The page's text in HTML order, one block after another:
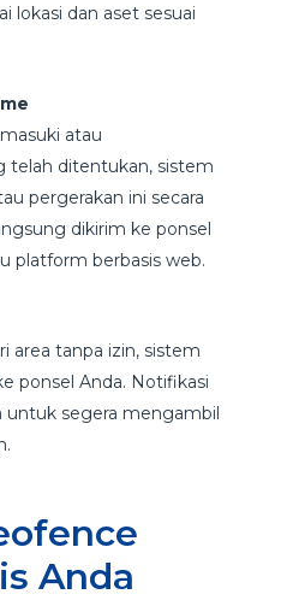
lokasi dan aset sesuai
atau
telah ditentukan, sistem
pergerakan ini secara
dikirim ke ponsel
platform berbasis web.
area tanpa izin, sistem
ponsel Anda. Notifikasi
untuk segera mengambil
Anda